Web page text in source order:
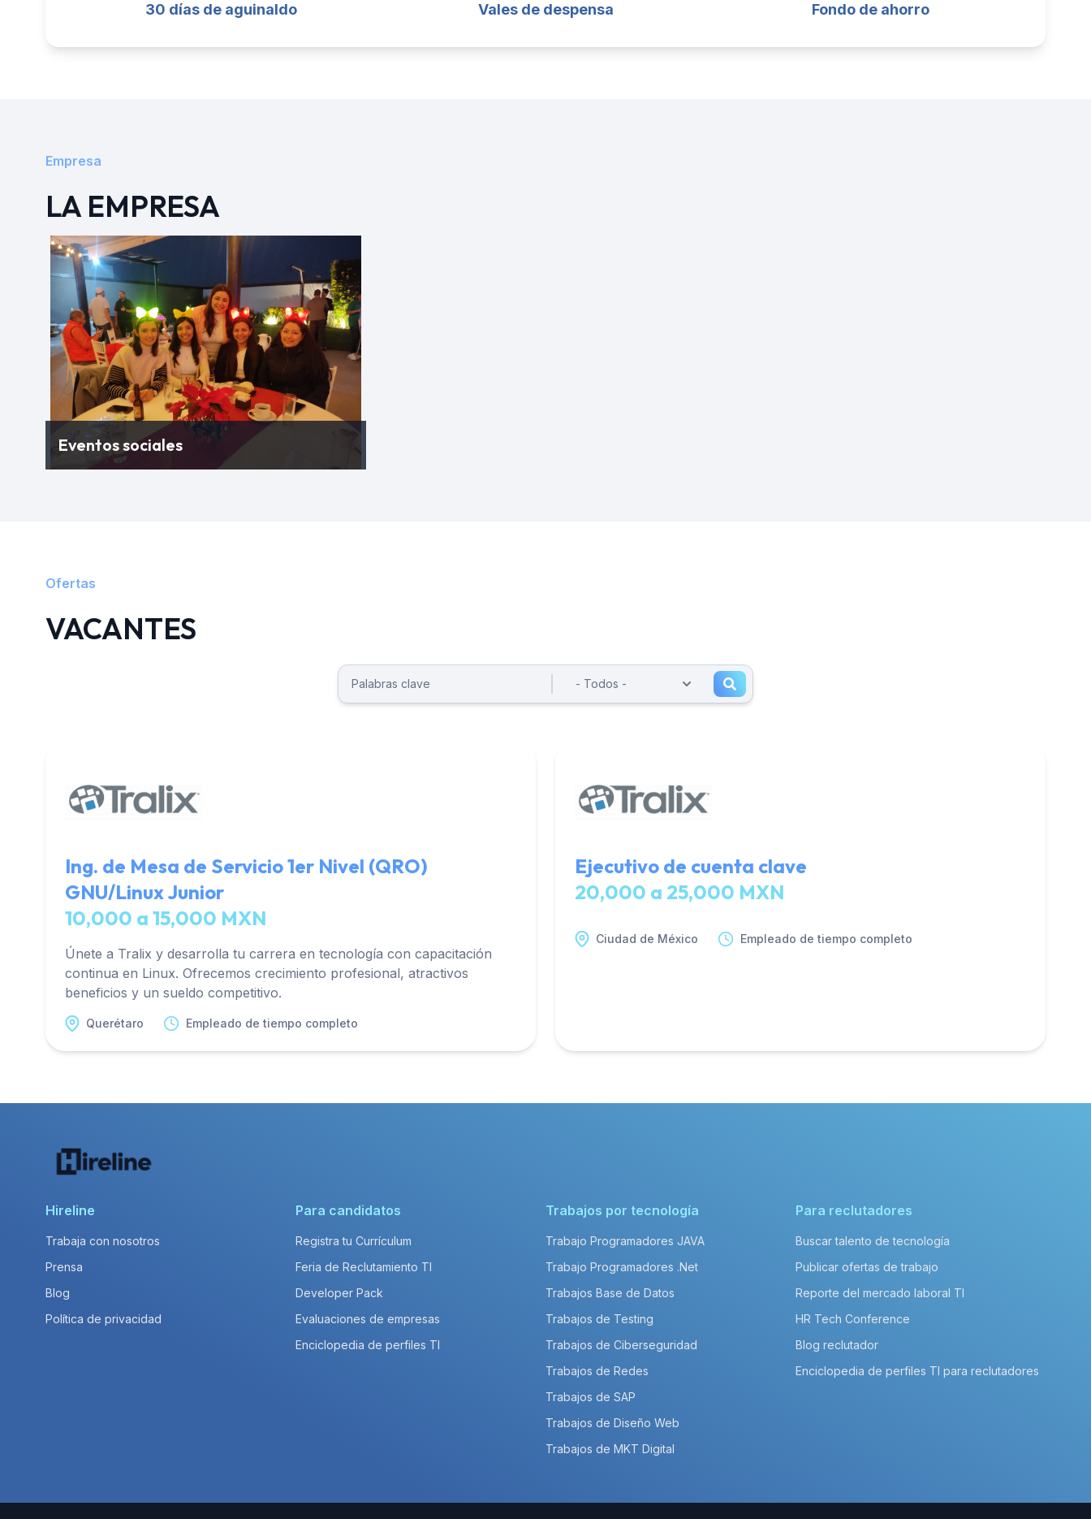
30 días de aguinaldo Vales de despensa Fondo de ahorro
Empresa
LA EMPRESA
Eventos sociales
Ofertas
VACANTES
Ing. de Mesa de Servicio 1er Nivel (QRO)
GNU/Linux Junior
10,000 a 15,000 MXN
Únete a Tralix y desarrolla tu carrera en tecnología con capacitación
continua en Linux. Ofrecemos crecimiento profesional, atractivos
beneficios y un sueldo competitivo.
Querétaro Empleado de tiempo completo
Ejecutivo de cuenta clave
20,000 a 25,000 MXN
Ciudad de México Empleado de tiempo completo
Hireline
Trabaja con nosotros
Prensa
Blog
Política de privacidad
Para candidatos
Registra tu Currículum
Feria de Reclutamiento TI
Developer Pack
Evaluaciones de empresas
Enciclopedia de perfiles TI
Trabajos por tecnología
Trabajo Programadores JAVA
Trabajo Programadores .Net
Trabajos Base de Datos
Trabajos de Testing
Trabajos de Ciberseguridad
Trabajos de Redes
Trabajos de SAP
Trabajos de Diseño Web
Trabajos de MKT Digital
Para reclutadores
Buscar talento de tecnología
Publicar ofertas de trabajo
Reporte del mercado laboral TI
HR Tech Conference
Blog reclutador
Enciclopedia de perfiles TI para reclutadores